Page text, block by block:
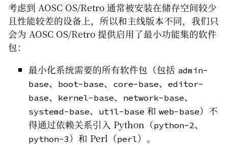
考虑到 AOSC OS/Retro 通常被安装在储存空间较少
且性能较差的设备上，所以和主线版本不同，我们只
会为 AOSC OS/Retro 提供启用了最小功能集的软件
包：
最小化系统需要的所有软件包（包括 admin-
base、 boot-base、 core-base、 editor-
base、 kernel-base、 network-base、
systemd-base、 util-base 和 web-base）不
得通过依赖关系引入 Python（python-2、
python-3）和 Perl（perl）。